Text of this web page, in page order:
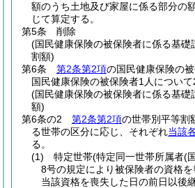
額のうち土地及び家屋に係る部分の
じて算定する。
第5条
削除
(国民健康保険の被保険者に係る基礎
割額)
第6条
第2条第2項の国民健康保険の
国民健康保険の被保険者1人について
(国民健康保険の被保険者に係る基礎
額)
第6条の2
第2条第2項の世帯別平等割
る世帯の区分に応じ、それぞれ当該
る。
(1)
特定世帯(特定同一世帯所属者(
8号の規定により被保険者の資格を
当該資格を喪失した日の前日以後